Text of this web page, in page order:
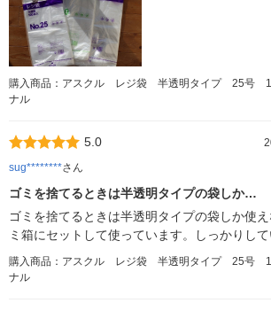
購入商品：アスクル レジ袋 半透明タイプ 25号 1
ナル
5.0
sug********さん
ゴミを捨てるときは半透明タイプの袋しか…
ゴミを捨てるときは半透明タイプの袋しか使
ミ箱にセットして使っています。しっかりして
購入商品：アスクル レジ袋 半透明タイプ 25号 1
ナル